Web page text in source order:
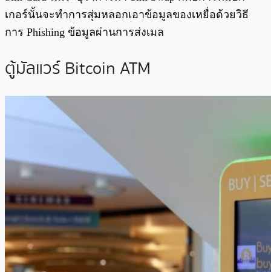
เกอร์นั้นจะทำการสุ่มหลอกเอาข้อมูลของเหยื่อด้วยวิธี
การ Phishing ข้อมูลผ่านการส่งเมล
ตู้มัลแวร์ Bitcoin ATM